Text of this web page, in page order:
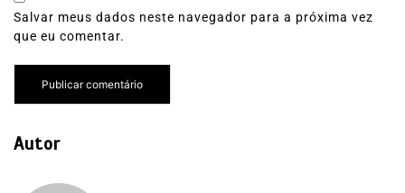
Salvar meus dados neste navegador para a próxima vez
que eu comentar.
Autor